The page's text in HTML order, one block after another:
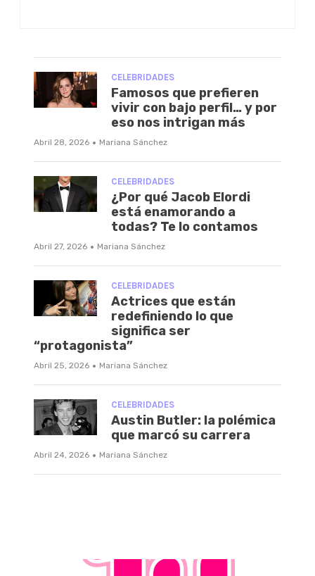
CELEBRIDADES
Famosos que prefieren
vivir con bajo perfil… y por
eso nos intrigan más
Abril 28, 2026 · Mariana Sánchez
CELEBRIDADES
¿Por qué Jacob Elordi
está enamorando a
todas? Te lo contamos
Abril 27, 2026 · Mariana Sánchez
CELEBRIDADES
Actrices que están
redefiniendo lo que
significa ser
“protagonista”
Abril 25, 2026 · Mariana Sánchez
CELEBRIDADES
Austin Butler: la polémica
que marcó su carrera
Abril 24, 2026 · Mariana Sánchez